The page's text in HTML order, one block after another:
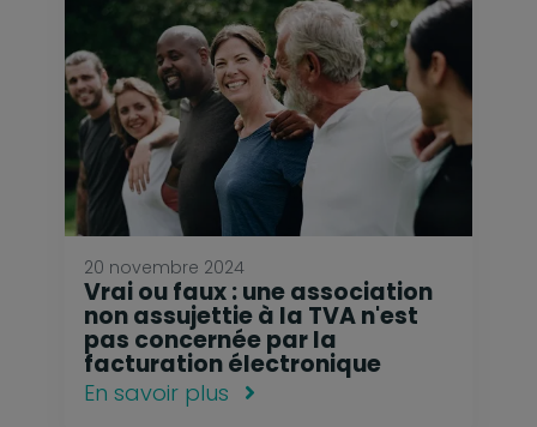
20 novembre 2024
Vrai ou faux : une association
non assujettie à la TVA n'est
pas concernée par la
facturation électronique
En savoir plus